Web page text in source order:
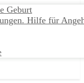
Geburt
Hilfe für